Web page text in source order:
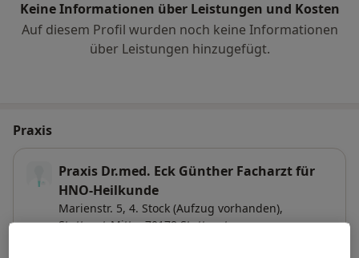
Keine Informationen über Leistungen und Kosten
Auf diesem Profil wurden noch keine Informationen
über Leistungen hinzugefügt.
Praxis
Praxis Dr.med. Eck Günther Facharzt für
HNO-Heilkunde
Marienstr. 5, 4. Stock (Aufzug vorhanden),
Stuttgart-Mitte, 70178Stuttgart